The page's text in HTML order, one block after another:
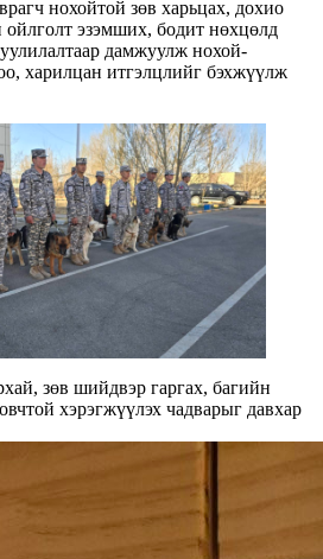
нохойтой зөв харьцах, дохио
эзэмших, бодит нөхцөлд
дамжуулж нохой-
харилцан итгэлцлийг бэхжүүлж
зөв шийдвэр гаргах, багийн
хэрэгжүүлэх чадварыг давхар